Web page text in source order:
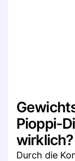
Pioppi-
wirklich?
Durch die